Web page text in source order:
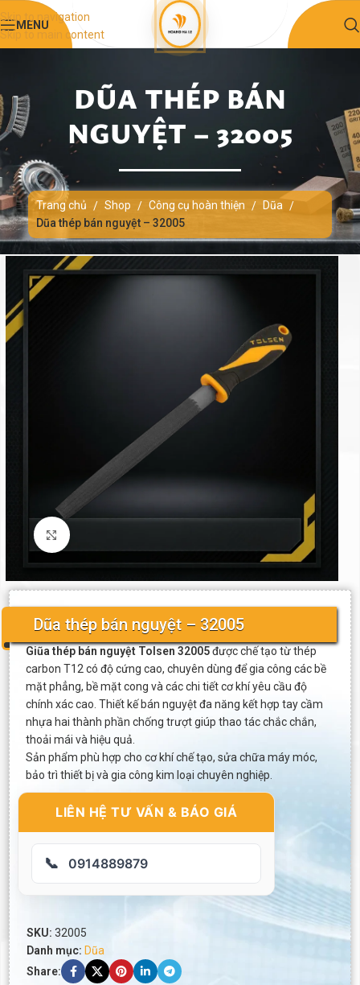
Skip to navigation
Skip to main content
MENU
DŨA THÉP BÁN
NGUYỆT – 32005
Trang chủ / Shop / Công cụ hoàn thiện / Dũa /
Dũa thép bán nguyệt – 32005
Click to enlarge
Dũa thép bán nguyệt – 32005
Giũa thép bán nguyệt Tolsen 32005được chế tạo từ thép
carbon T12 có độ cứng cao, chuyên dùng để gia công các bề
mặt phẳng, bề mặt cong và các chi tiết cơ khí yêu cầu độ
chính xác cao. Thiết kế bán nguyệt đa năng kết hợp tay cầm
nhựa hai thành phần chống trượt giúp thao tác chắc chắn,
thoải mái và hiệu quả.
Sản phẩm phù hợp cho cơ khí chế tạo, sửa chữa máy móc,
bảo trì thiết bị và gia công kim loại chuyên nghiệp.
LIÊN HỆ TƯ VẤN & BÁO GIÁ
📞 0914889879
SKU: 32005
Danh mục: Dũa
Share: